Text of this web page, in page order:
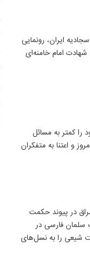
ایران، رونمایی
امام خامنه‌ای
کمتر به مسائل
و اعتنا به متفکران
در پیوند حکمت
سلمان فارسی در
شیعی را به نسل‌های